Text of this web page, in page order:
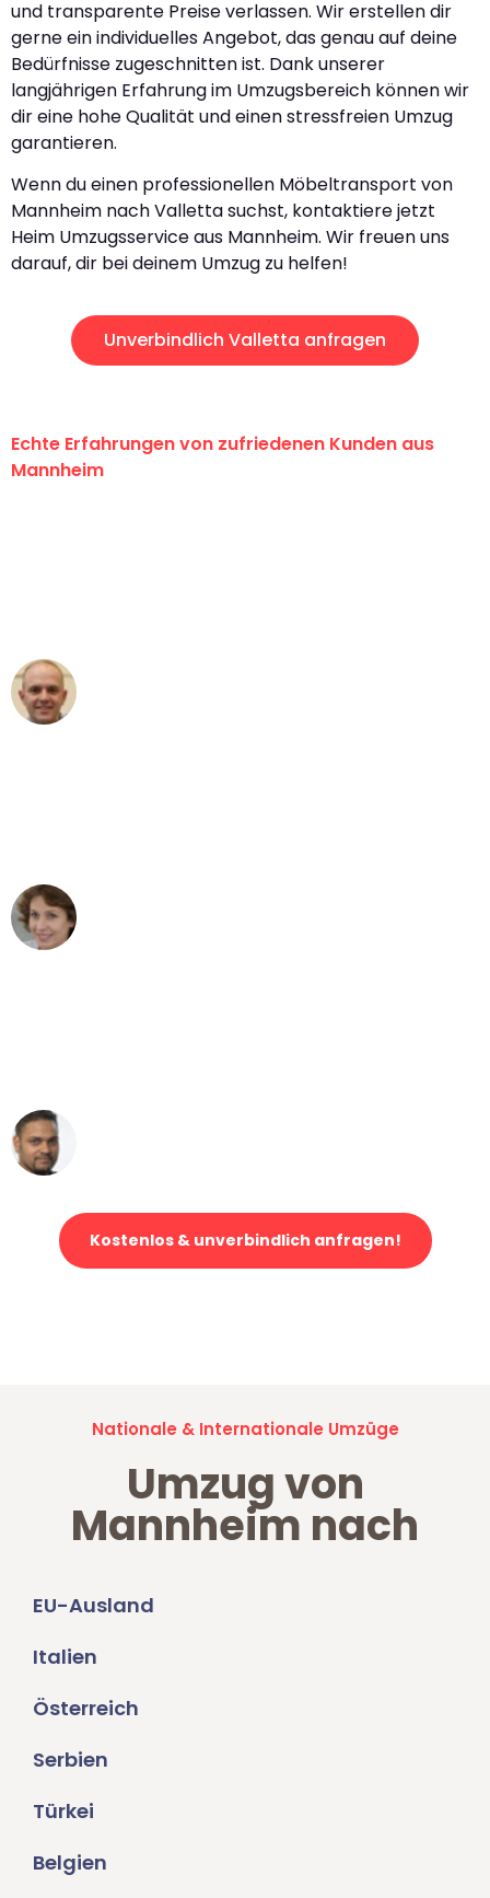
und transparente Preise verlassen. Wir erstellen dir
gerne ein individuelles Angebot, das genau auf deine
Bedürfnisse zugeschnitten ist. Dank unserer
langjährigen Erfahrung im Umzugsbereich können wir
dir eine hohe Qualität und einen stressfreien Umzug
garantieren.
Wenn du einen professionellen Möbeltransport von
Mannheim nach Valletta suchst, kontaktiere jetzt
Heim Umzugsservice aus Mannheim. Wir freuen uns
darauf, dir bei deinem Umzug zu helfen!
Unverbindlich Valletta anfragen
Echte Erfahrungen von zufriedenen Kunden aus
Mannheim
Kostenlos & unverbindlich anfragen!
Nationale & Internationale Umzüge
Umzug von
Mannheim nach
EU-Ausland
Italien
Österreich
Serbien
Türkei
Belgien